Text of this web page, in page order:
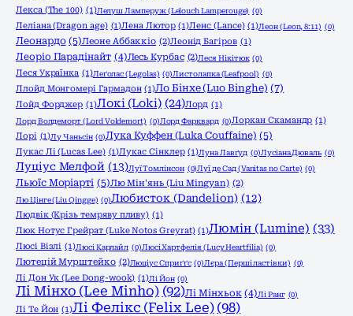
Лекса (The 100) (1)Лелуш Ламперуж (Lelouch Lamperouge) (0)
Леліана (Dragon age) (1)Лена Лютор (1)Ленс (Lance) (1)Леон (Leon, 8:11) (0)
Леонардо (5)Леоне Аббаккіо (2)Леонід Багіров (1)
Леоріо Парадінайт (4)Лесь Курбас (2)Леся Нікітюк (0)
Леся Українка (1)Леґолас (Legolas) (0)Листолапка (Leafpool) (0)
Ллойд Монгомері Гармадон (1)Ло Бінхе (Luo Binghe) (7)
Лойд Форджер (1)Локі (Loki) (24)Лорд (1)
Лорд Волдеморт (Lord Voldemort) (0)Лорд Фарквард (0)Лоркан Скамандр (1)
Лорі (1)Лу Чаньсін (0)Лука Куффен (Luka Couffaine) (5)
Лукас Лі (Lucas Lee) (1)Лукас Сінклер (1)Луна Лавґуд (0)Лусіана Дюваль (0)
Луціус Мелфой (13)Луї Томлінсон (0)Луї де Сад (Vanitas no Carte) (0)
Льюїс Моріарті (5)Лю Мін'янь (Liu Mingyan) (2)
Лю Цінге (Liu Qingge) (0)Любисток (Dandelion) (12)
Людвік (Крізь темряву пливу) (1)
Люк Нотус Грейрат (Luke Notos Greyrat) (1)Люмін (Lumine) (33)
Люсі Візлі (1)Люсі Карлайл (0)Люсі Хартфелія (Lucy Heartfilia) (0)
Лютецій Мурштейко (2)Люціус Сприґґс (0)Лєра (Перші ластівки) (0)
Лі Дон Ук (Lee Dong-wook) (1)Лі Йон (0)
Лі Мінхо (Lee Minho) (92)Лі Мінхьок (4)Лі Ранг (0)
Лі Те Йон (1)Лі Фелікс (Felix Lee) (98)